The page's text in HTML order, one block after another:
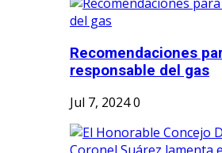
Recomendaciones
responsable del gas
Jul 7, 20240